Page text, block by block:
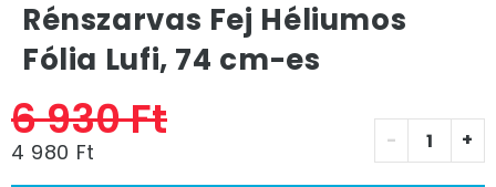
Rénszarvas Fej Héliumos
Fólia Lufi, 74 cm-es
6 930 Ft
4 980 Ft - +